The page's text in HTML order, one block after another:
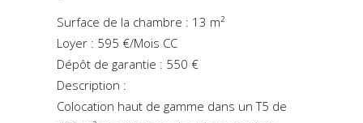
Surface de la chambre : 13 m²
Loyer : 595 €/Mois CC
Dépôt de garantie : 550 €
Description :
Colocation haut de gamme dans un T5 de